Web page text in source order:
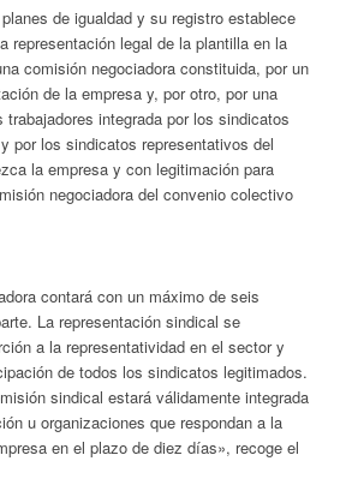
de igualdad y su registro establece
representación legal de la plantilla en la
comisión negociadora constituida, por un
de la empresa y, por otro, por una
trabajadores integrada por los sindicatos
por los sindicatos representativos del
la empresa y con legitimación para
negociadora del convenio colectivo
contará con un máximo de seis
La representación sindical se
a la representatividad en el sector y
de todos los sindicatos legitimados.
sindical estará válidamente integrada
u organizaciones que respondan a la
en el plazo de diez días», recoge el